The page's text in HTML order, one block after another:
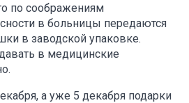
по соображениям
в больницы передаются
в заводской упаковке.
в медицинские
а уже 5 декабря подарки